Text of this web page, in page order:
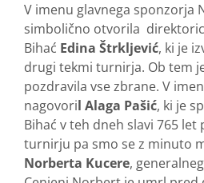
V imenu glavnega sponzorja
simbolično otvorila
Bihać Edina Štrkljević, ki je
drugi tekmi turnirja. Ob tem
pozdravila vse zbrane. V
nagovoril Alaga Pašić, ki je
Bihać v teh dneh slavi 765 let
turnirju pa smo se z minuto
Norberta Kucere,